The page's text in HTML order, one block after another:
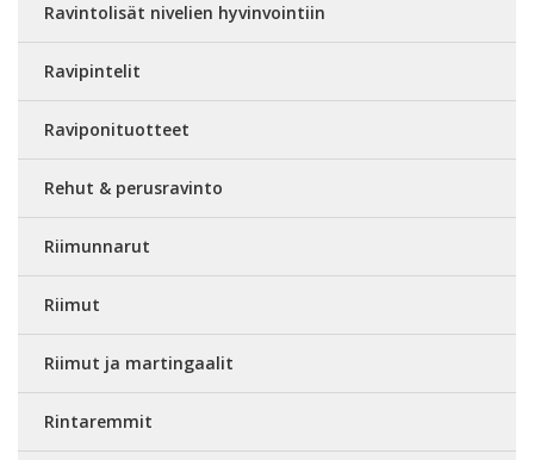
Ravintolisät nivelien hyvinvointiin
Ravipintelit
Raviponituotteet
Rehut & perusravinto
Riimunnarut
Riimut
Riimut ja martingaalit
Rintaremmit